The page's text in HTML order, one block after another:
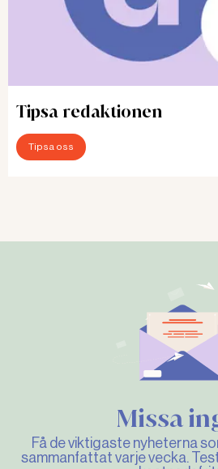
Tipsa redaktionen
Tipsa oss
Missa
Få de viktigaste nyheterna
sammanfattat varje vecka.